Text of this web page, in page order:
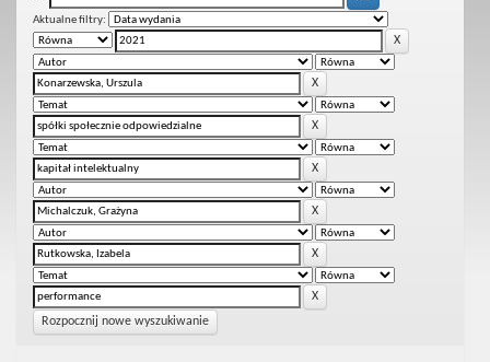
Aktualne filtry:
Rozpocznij nowe wyszukiwanie